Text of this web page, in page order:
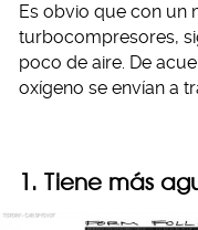
Es obvio que con un
turbocompresores,
poco de aire. De
oxígeno se envían a
1. Tiene más